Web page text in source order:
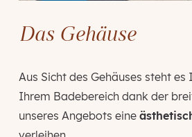
Das Gehäuse
Aus Sicht des Gehäuses steht es
Ihrem Badebereich dank der
unseres Angebots eine